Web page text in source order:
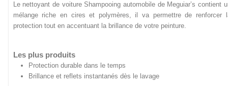
Le nettoyant de voiture Shampooing automobile de Meguiar’s contient
mélange riche en cires et polymères, il va permettre de renforcer
protection tout en accentuant la brillance de votre peinture.
Les plus produits
Protection durable dans le temps
Brillance et reflets instantanés dès le lavage